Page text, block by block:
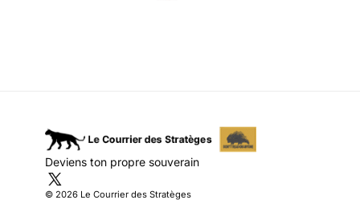
salaire. Cette décision
confirme la position que nous
prenons depuis plusieurs
Deviens ton propre souverain
© 2026 Le Courrier des Stratèges